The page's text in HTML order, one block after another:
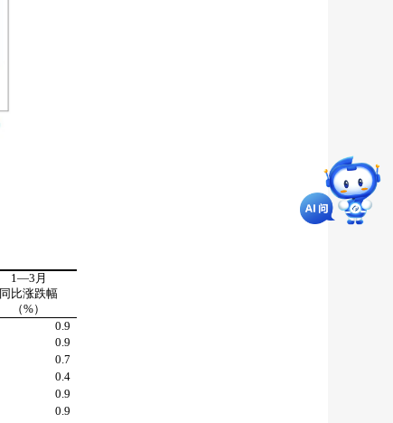
1—3 月
同比涨跌幅
（%）
0.9
0.9
0.7
0.4
0.9
0.9